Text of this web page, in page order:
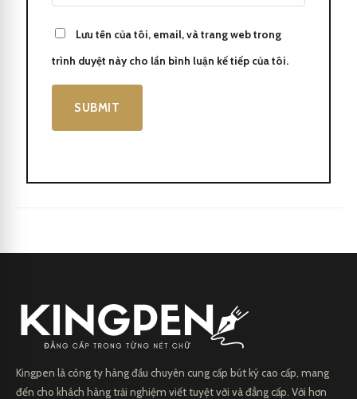
chất lượng. Công ty luôn cung cấp sản phẩm áp dụng công nghệ
tiên tiến nhất và sử dụng những nguyên liệu tốt nhất để tạo ra
những cây bút bi đáng ngưỡng mộ.
Khám phá bộ sưu tập bút của Kingpen, bạn sẽ nhận ra sự tỉ mỉ
Lưu tên của tôi, email, và trang web trong
trình duyệt này cho lần bình luận kế tiếp của tôi.
Kingpen là công ty hàng đầu chuyên cung cấp bút ký cao cấp, mang
đến cho khách hàng trải nghiệm viết tuyệt vời và đẳng cấp. Với hơn